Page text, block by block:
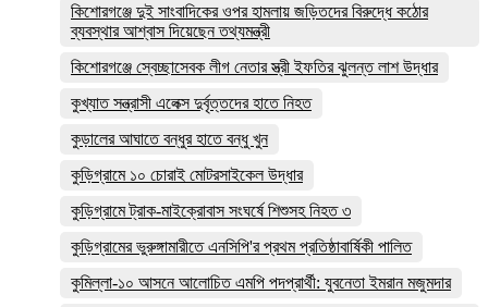
কিশোরগঞ্জে দুই সাংবাদিকের ওপর হামলায় জড়িতদের বিরুদ্ধে কঠোর
ব্যবস্থার আশ্বাস দিয়েছেন তথ্যমন্ত্রী
কিশোরগঞ্জে স্বেচ্ছাসেবক লীগ নেতার স্ত্রী ইফতির ঝুলন্ত লাশ উদ্ধার
কুখ্যাত সন্ত্রাসী এলেক্স দুর্বৃত্তদের হাতে নিহত
কুড়ালের আঘাতে বন্ধুর হাতে বন্ধু খুন
কুড়িগ্রামে ১০ চোরাই মোটরসাইকেল উদ্ধার
কুড়িগ্রামে ট্রাক-মাইক্রোবাস সংঘর্ষে শিশুসহ নিহত ৩
কুড়িগ্রামের ভুরুঙ্গামারীতে এনসিপি'র প্রথম প্রতিষ্ঠাবার্ষিকী পালিত
কুমিল্লা-১০ আসনে আলোচিত এমপি পদপ্রার্থী: যুবনেতা ইমরান মজুমদার